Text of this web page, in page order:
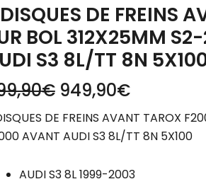
DE FREINS
BOL 312X25MM
S3 8L/TT 8N
€ 949,90€
DE FREINS AVANT TAROX
AVANT AUDI S3 8L/TT 8N 5X100
AUDI S3 8L 1999-2003